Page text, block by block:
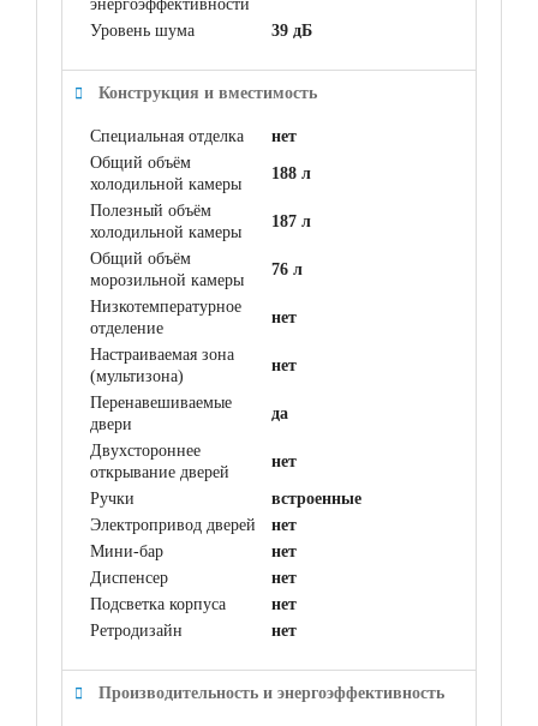
энергоэффективности
Уровень шума 39 дБ
Конструкция и вместимость
Специальная отделка
нет
Общий объём
холодильной камеры
188 л
Полезный объём
холодильной камеры
187 л
Общий объём
морозильной камеры
76 л
Низкотемпературное
отделение
нет
Настраиваемая зона
(мультизона)
нет
Перенавешиваемые
двери
да
Двухстороннее
открывание дверей
нет
Ручки
встроенные
Электропривод дверей
нет
Мини-бар
нет
Диспенсер
нет
Подсветка корпуса
нет
Ретродизайн
нет
Производительность и энергоэффективность